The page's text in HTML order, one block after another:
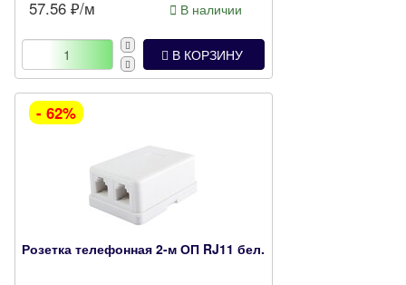
57.56 ₽/м В наличии
В КОРЗИНУ
- 62%
Розетка телефонная 2-м ОП RJ11 бел.